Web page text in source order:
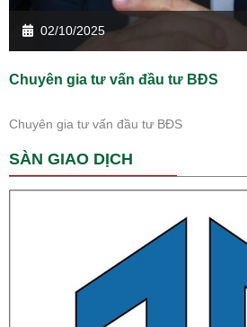
02/10/2025
Chuyên gia tư vấn đầu tư BĐS
Chuyên gia tư vấn đầu tư BĐS
SÀN GIAO DỊCH